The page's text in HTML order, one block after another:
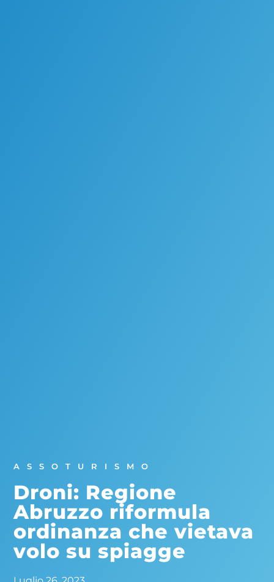
ASSOTURISMO
Droni: Regione
Abruzzo riformula
ordinanza che vietava
volo su spiagge